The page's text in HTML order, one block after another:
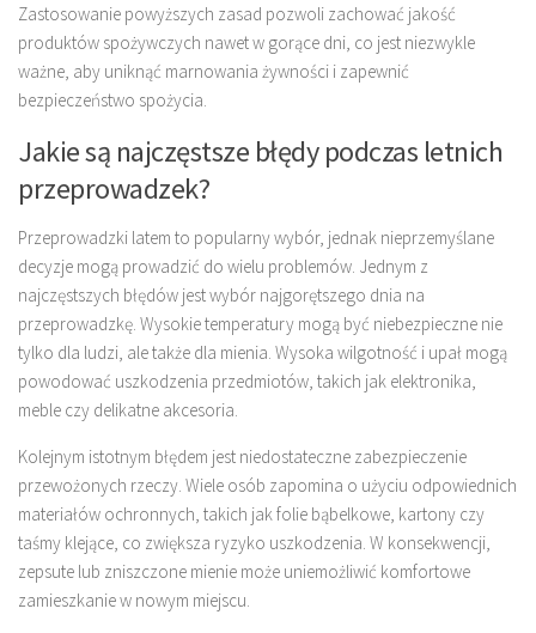
Zastosowanie powyższych zasad pozwoli zachować jakość
produktów spożywczych nawet w gorące dni, co jest niezwykle
ważne, aby uniknąć marnowania żywności i zapewnić
bezpieczeństwo spożycia.
Jakie są najczęstsze błędy podczas letnich
przeprowadzek?
Przeprowadzki latem to popularny wybór, jednak nieprzemyślane
decyzje mogą prowadzić do wielu problemów. Jednym z
najczęstszych błędów jest wybór najgorętszego dnia na
przeprowadzkę. Wysokie temperatury mogą być niebezpieczne nie
tylko dla ludzi, ale także dla mienia. Wysoka wilgotność i upał mogą
powodować uszkodzenia przedmiotów, takich jak elektronika,
meble czy delikatne akcesoria.
Kolejnym istotnym błędem jest niedostateczne zabezpieczenie
przewożonych rzeczy. Wiele osób zapomina o użyciu odpowiednich
materiałów ochronnych, takich jak folie bąbelkowe, kartony czy
taśmy klejące, co zwiększa ryzyko uszkodzenia. W konsekwencji,
zepsute lub zniszczone mienie może uniemożliwić komfortowe
zamieszkanie w nowym miejscu.